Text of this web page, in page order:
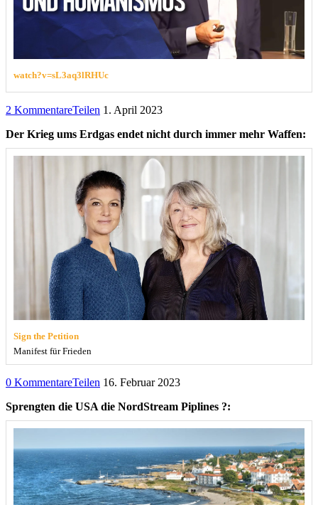
watch?v=sL3aq3lRHUc
2 KommentareTeilen 1. April 2023
Der Krieg ums Erdgas endet nicht durch immer mehr Waffen:
Sign the Petition
Manifest für Frieden
0 KommentareTeilen 16. Februar 2023
Sprengten die USA die NordStream Piplines ?: